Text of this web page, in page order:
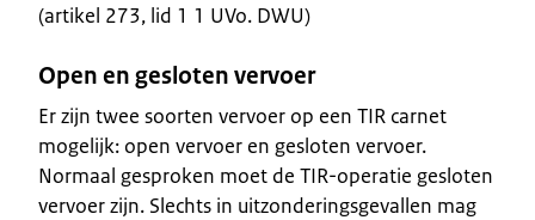
(artikel 273, lid 1 1 UVo. DWU)
Open en gesloten vervoer
Er zijn twee soorten vervoer op een TIR carnet
mogelijk: open vervoer en gesloten vervoer.
Normaal gesproken moet de TIR-operatie gesloten
vervoer zijn. Slechts in uitzonderingsgevallen mag